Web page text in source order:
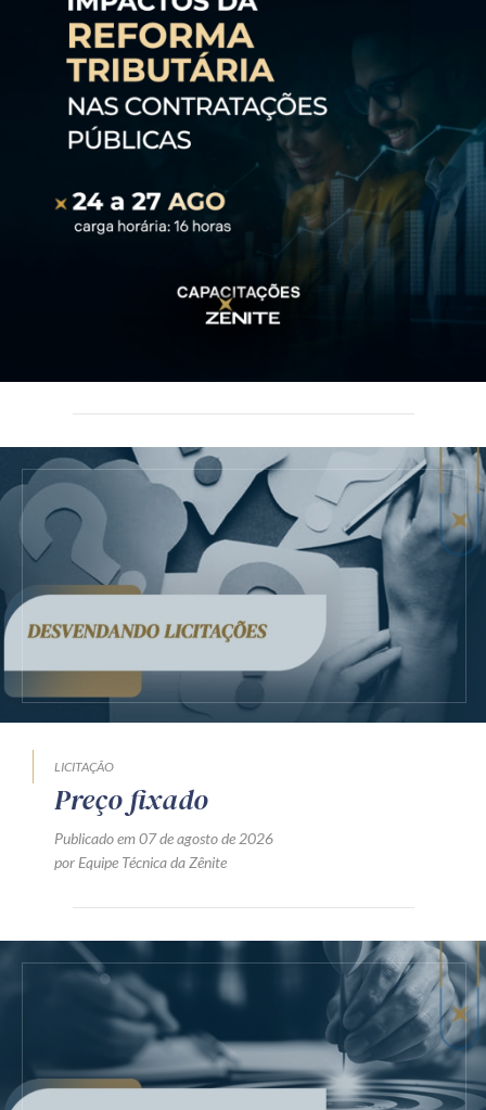
LICITAÇÃO
Preço fixado
Publicado em 07 de agosto de 2026
por Equipe Técnica da Zênite